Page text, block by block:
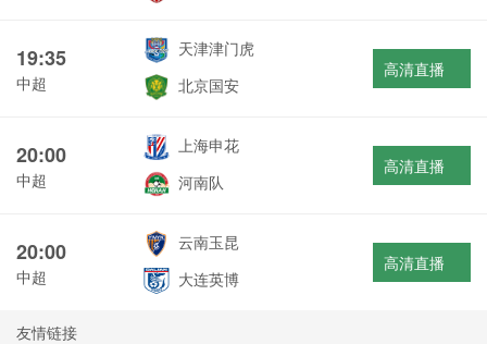
19:35
中超
天津津门虎
北京国安
高清直播
20:00
中超
上海申花
河南队
高清直播
20:00
中超
云南玉昆
大连英博
高清直播
友情链接